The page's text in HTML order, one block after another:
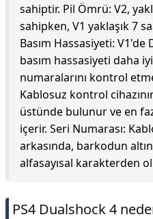
sahiptir. Pil Ömrü: V2,
sahipken, V1 yaklaşık 7
Basım Hassasiyeti: V1'de
basım hassasiyeti daha
numaralarını kontrol
Kablosuz kontrol
üstünde bulunur ve en
içerir. Seri Numarası:
arkasında, barkodun
alfasayısal karakterden
PS4 Dualshock 4